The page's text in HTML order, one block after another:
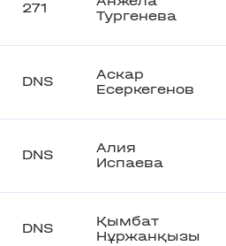
271
Тургенева
DNS
Аскар
Есеркегенов
DNS
Алия
Испаева
DNS
Қымбат
Нұржанқызы